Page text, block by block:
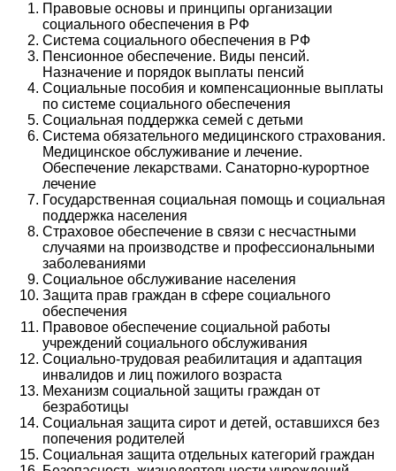
Правовые основы и принципы организации
социального обеспечения в РФ
Система социального обеспечения в РФ
Пенсионное обеспечение. Виды пенсий.
Назначение и порядок выплаты пенсий
Социальные пособия и компенсационные выплаты
по системе социального обеспечения
Социальная поддержка семей с детьми
Система обязательного медицинского страхования.
Медицинское обслуживание и лечение.
Обеспечение лекарствами. Санаторно-курортное
лечение
Государственная социальная помощь и социальная
поддержка населения
Страховое обеспечение в связи с несчастными
случаями на производстве и профессиональными
заболеваниями
Социальное обслуживание населения
Защита прав граждан в сфере социального
обеспечения
Правовое обеспечение социальной работы
учреждений социального обслуживания
Социально-трудовая реабилитация и адаптация
инвалидов и лиц пожилого возраста
Механизм социальной защиты граждан от
безработицы
Социальная защита сирот и детей, оставшихся без
попечения родителей
Социальная защита отдельных категорий граждан